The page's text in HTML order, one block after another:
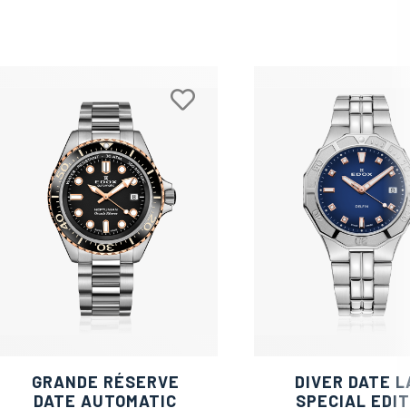
GRANDE RÉSERVE
DATE AUTOMATIC
DIVER DATE
SPECIAL